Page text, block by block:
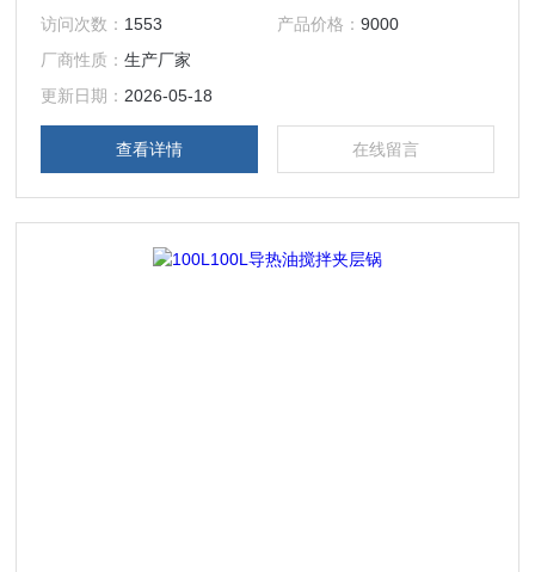
温； 3、配有自动恒温控制系统，出料方式有立式或可倾式和
搅拌装置的选择； 4、夹层锅材质：304不锈钢夹层锅,锅体为
热旋压一次成型，无拼接；使用安全、操作方便，应用广泛；
访问次数： 1553 产品价格： 9000
厂商性质：生产厂家
更新日期： 2026-05-18
查看详情 在线留言